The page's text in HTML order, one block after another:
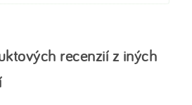
recenzií z iných